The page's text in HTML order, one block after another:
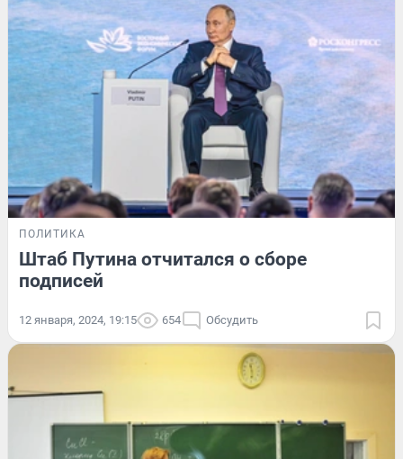
ПОЛИТИКА
Штаб Путина отчитался о сборе
подписей
12 января, 2024, 19:15 654 Обсудить